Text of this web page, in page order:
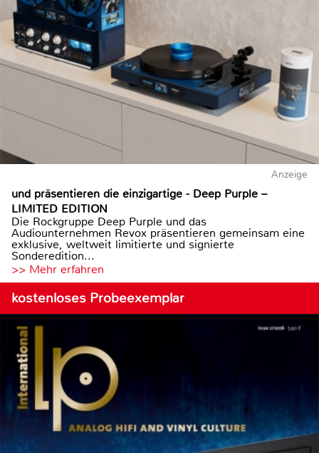
Anzeige
und präsentieren die einzigartige - Deep Purple –
LIMITED EDITION
Die Rockgruppe Deep Purple und das
Audiounternehmen Revox präsentieren gemeinsam eine
exklusive, weltweit limitierte und signierte
Sonderedition...
>> Mehr erfahren
kostenloses Probeexemplar